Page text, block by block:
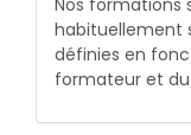
habituellement
définies en
formateur et